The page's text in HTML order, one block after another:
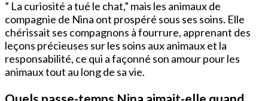
” La curiosité a tué le chat,” mais les animaux de
compagnie de Nina ont prospéré sous ses soins. Elle
chérissait ses compagnons à fourrure, apprenant des
leçons précieuses sur les soins aux animaux et la
responsabilité, ce qui a façonné son amour pour les
animaux tout au long de sa vie.